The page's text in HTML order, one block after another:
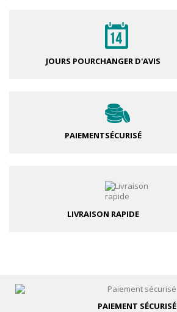
JOURS POURCHANGER D'AVIS
PAIEMENTSÉCURISÉ
LIVRAISON RAPIDE
PAIEMENT SÉCURISÉ